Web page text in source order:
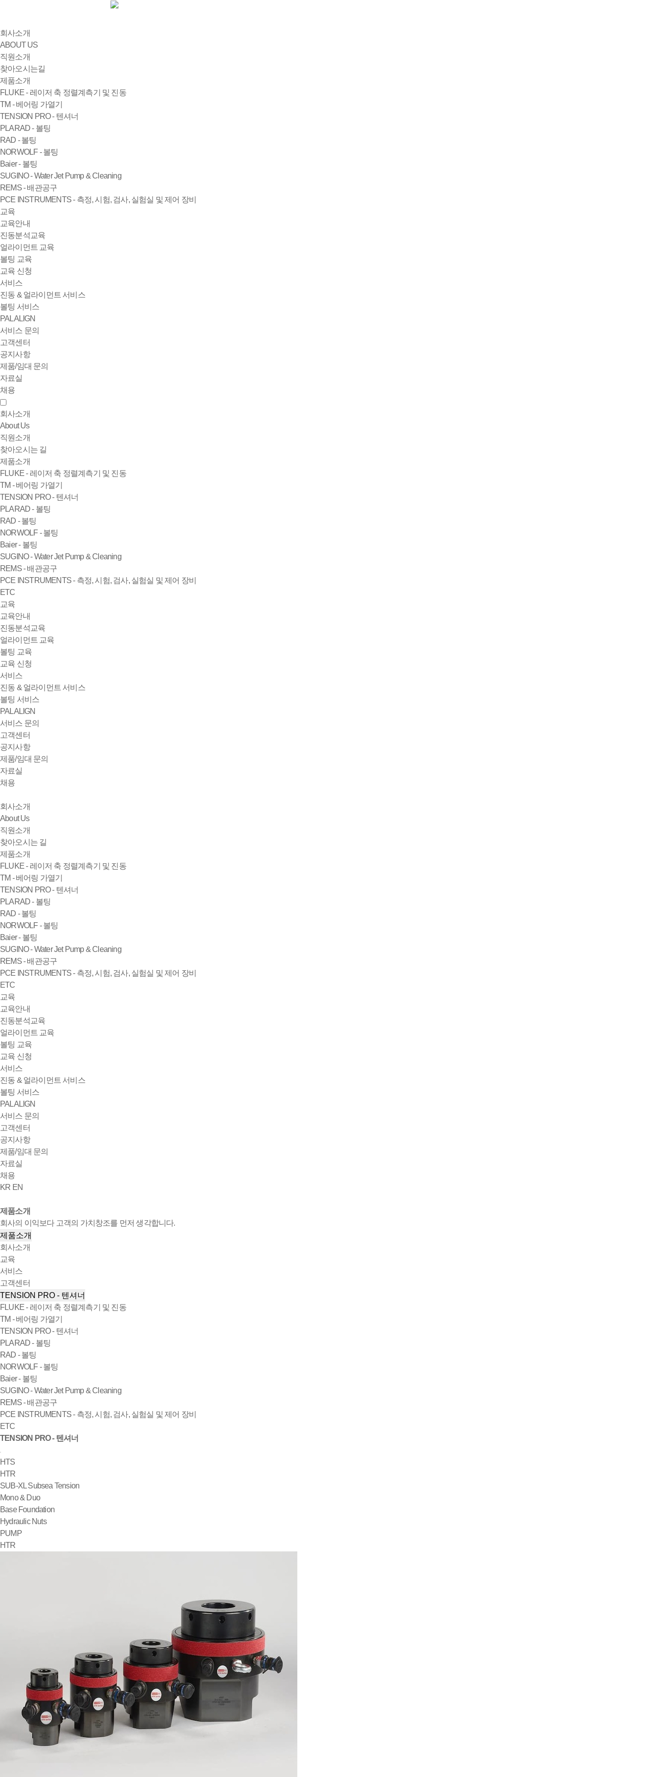
회사소개
ABOUT US
직원소개
찾아오시는길
제품소개
FLUKE - 레이저 축 정렬계측기 및 진동
TM - 베어링 가열기
TENSION PRO - 텐셔너
PLARAD - 볼팅
RAD - 볼팅
NORWOLF - 볼팅
Baier - 볼팅
SUGINO - Water Jet Pump & Cleaning
REMS - 배관공구
PCE INSTRUMENTS - 측정, 시험, 검사, 실험실 및 제어 장비
교육
교육안내
진동분석교육
얼라이먼트 교육
볼팅 교육
교육 신청
서비스
진동 & 얼라이먼트 서비스
볼팅 서비스
PALALIGN
서비스 문의
고객센터
공지사항
제품/임대 문의
자료실
채용
회사소개
About Us
직원소개
찾아오시는 길
제품소개
FLUKE - 레이저 축 정렬계측기 및 진동
TM - 베어링 가열기
TENSION PRO - 텐셔너
PLARAD - 볼팅
RAD - 볼팅
NORWOLF - 볼팅
Baier - 볼팅
SUGINO - Water Jet Pump & Cleaning
REMS - 배관공구
PCE INSTRUMENTS - 측정, 시험, 검사, 실험실 및 제어 장비
ETC
교육
교육안내
진동분석교육
얼라이먼트 교육
볼팅 교육
교육 신청
서비스
진동 & 얼라이먼트 서비스
볼팅 서비스
PALALIGN
서비스 문의
고객센터
공지사항
제품/임대 문의
자료실
채용
회사소개
About Us
직원소개
찾아오시는 길
제품소개
FLUKE - 레이저 축 정렬계측기 및 진동
TM - 베어링 가열기
TENSION PRO - 텐셔너
PLARAD - 볼팅
RAD - 볼팅
NORWOLF - 볼팅
Baier - 볼팅
SUGINO - Water Jet Pump & Cleaning
REMS - 배관공구
PCE INSTRUMENTS - 측정, 시험, 검사, 실험실 및 제어 장비
ETC
교육
교육안내
진동분석교육
얼라이먼트 교육
볼팅 교육
교육 신청
서비스
진동 & 얼라이먼트 서비스
볼팅 서비스
PALALIGN
서비스 문의
고객센터
공지사항
제품/임대 문의
자료실
채용
KR EN
제품소개
회사의 이익보다 고객의 가치창조를 먼저 생각합니다.
제품소개
회사소개
교육
서비스
고객센터
TENSION PRO - 텐셔너
FLUKE - 레이저 축 정렬계측기 및 진동
TM - 베어링 가열기
TENSION PRO - 텐셔너
PLARAD - 볼팅
RAD - 볼팅
NORWOLF - 볼팅
Baier - 볼팅
SUGINO - Water Jet Pump & Cleaning
REMS - 배관공구
PCE INSTRUMENTS - 측정, 시험, 검사, 실험실 및 제어 장비
ETC
TENSION PRO - 텐셔너
HTS
HTR
SUB-XL Subsea Tension
Mono & Duo
Base Foundation
Hydraulic Nuts
PUMP
HTR